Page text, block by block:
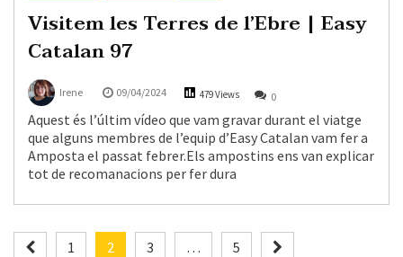
Visitem les Terres de l’Ebre | Easy
Catalan 97
Irene 09/04/2024 479 Views 0
Aquest és l’últim vídeo que vam gravar durant el viatge
que alguns membres de l’equip d’Easy Catalan vam fer a
Amposta el passat febrer.Els ampostins ens van explicar
tot de recomanacions per fer dura
Paginació
1 2 3 … 5